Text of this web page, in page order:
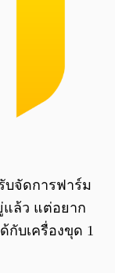
บจัดการฟาร์ม
แล้ว แต่อยาก
กับเครื่องขุด 1